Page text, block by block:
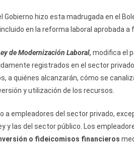
hizo esta madrugada en el
en la reforma laboral aprobada
de Modernización Laboral, modifica el
registrados en el sector
a quiénes alcanzarán, cómo se
y utilización de los recursos.
a empleadores del sector privado,
y las del sector público. Los
o fideicomisos financieros